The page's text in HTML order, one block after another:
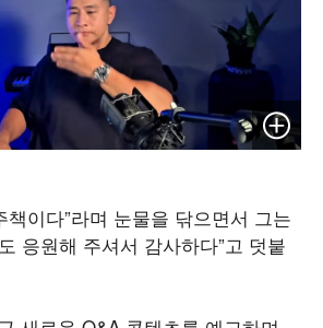
이미지
책이다”라며 눈물을 닦으면서 그는
응원해 주셔서 감사하다”고 덧붙